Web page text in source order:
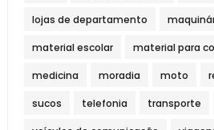
lojas de departamento
material escolar material para
medicina moradia moto
sucos telefonia transporte